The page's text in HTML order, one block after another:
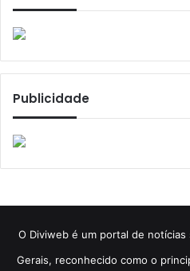
Publicidade
​O Diviweb é um portal de
Gerais, reconhecido como o